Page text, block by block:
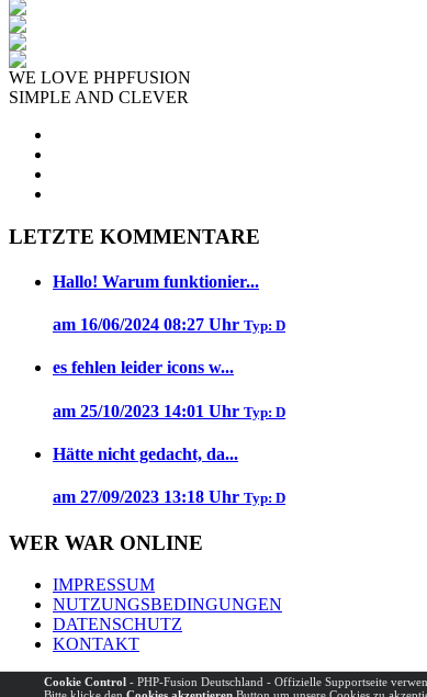
Cookie Control - PHP-Fusion Deutschland - Offizielle Supportseite
WE LOVE PHPFUSION
SIMPLE AND CLEVER
LETZTE KOMMENTARE
Hallo! Warum funktionier...
am 16/06/2024 08:27 Uhr Typ: D
es fehlen leider icons w...
am 25/10/2023 14:01 Uhr Typ: D
Hätte nicht gedacht, da...
am 27/09/2023 13:18 Uhr Typ: D
WER WAR ONLINE
IMPRESSUM
NUTZUNGSBEDINGUNGEN
DATENSCHUTZ
KONTAKT
Powered by PHP-FusionCopyright © 2026 PHP-Fusion Inc.